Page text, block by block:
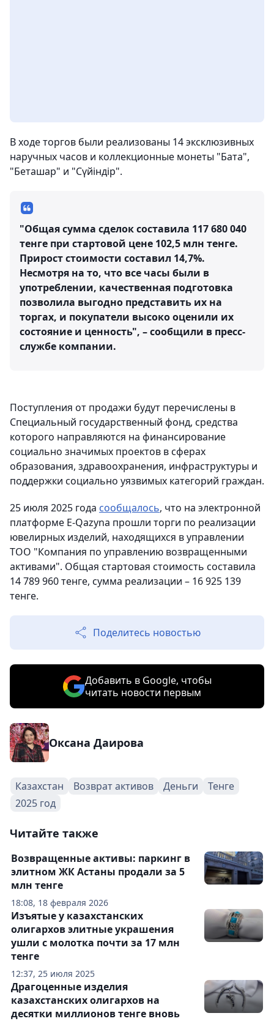
В ходе торгов были реализованы 14 эксклюзивных
наручных часов и коллекционные монеты "Бата",
"Беташар" и "Сүйіндір".
"Общая сумма сделок составила 117 680 040
тенге при стартовой цене 102,5 млн тенге.
Прирост стоимости составил 14,7%.
Несмотря на то, что все часы были в
употреблении, качественная подготовка
позволила выгодно представить их на
торгах, и покупатели высоко оценили их
состояние и ценность", – сообщили в пресс-
службе компании.
Поступления от продажи будут перечислены в
Специальный государственный фонд, средства
которого направляются на финансирование
социально значимых проектов в сферах
образования, здравоохранения, инфраструктуры и
поддержки социально уязвимых категорий граждан.
25 июля 2025 года сообщалось, что на электронной
платформе E-Qazyna прошли торги по реализации
ювелирных изделий, находящихся в управлении
ТОО "Компания по управлению возвращенными
активами". Общая стартовая стоимость составила
14 789 960 тенге, сумма реализации – 16 925 139
тенге.
Поделитесь новостью
Добавить в Google, чтобы
читать новости первым
Оксана Даирова
Казахстан Возврат активов Деньги
Тенге
2025 год
Читайте также
18:08, 18 февраля 2026
Возвращенные активы: паркинг в
элитном ЖК Астаны продали за 5
млн тенге
12:37, 25 июля 2025
Изъятые у казахстанских
олигархов элитные украшения
ушли с молотка почти за 17 млн
тенге
Драгоценные изделия
казахстанских олигархов на
десятки миллионов тенге вновь